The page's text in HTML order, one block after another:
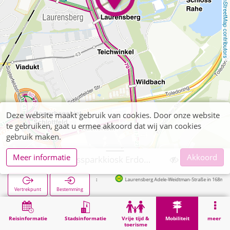
OpenStreetMap contributors
Reisinformatie Stadsinformatie
Vrije tijd &
toerisme
Mobiliteit meer
Vertrekpunt Bestemming
Laurensberg Adele-Weidtman-Straße in 168m
Mobiliteit Verkoop van tickets Aachen, Schlossparkkiosk Erdogan Dakman
Deze website maakt gebruik van cookies. Door onze website
te gebruiken, gaat u ermee akkoord dat wij van cookies
gebruik maken.
Meer informatie
Akkoord